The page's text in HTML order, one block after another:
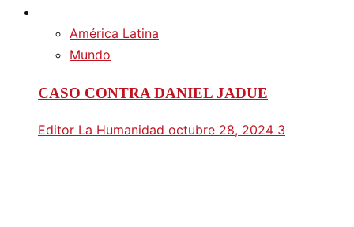
América Latina
Mundo
CASO CONTRA DANIEL JADUE
Editor La Humanidad octubre 28, 2024 3